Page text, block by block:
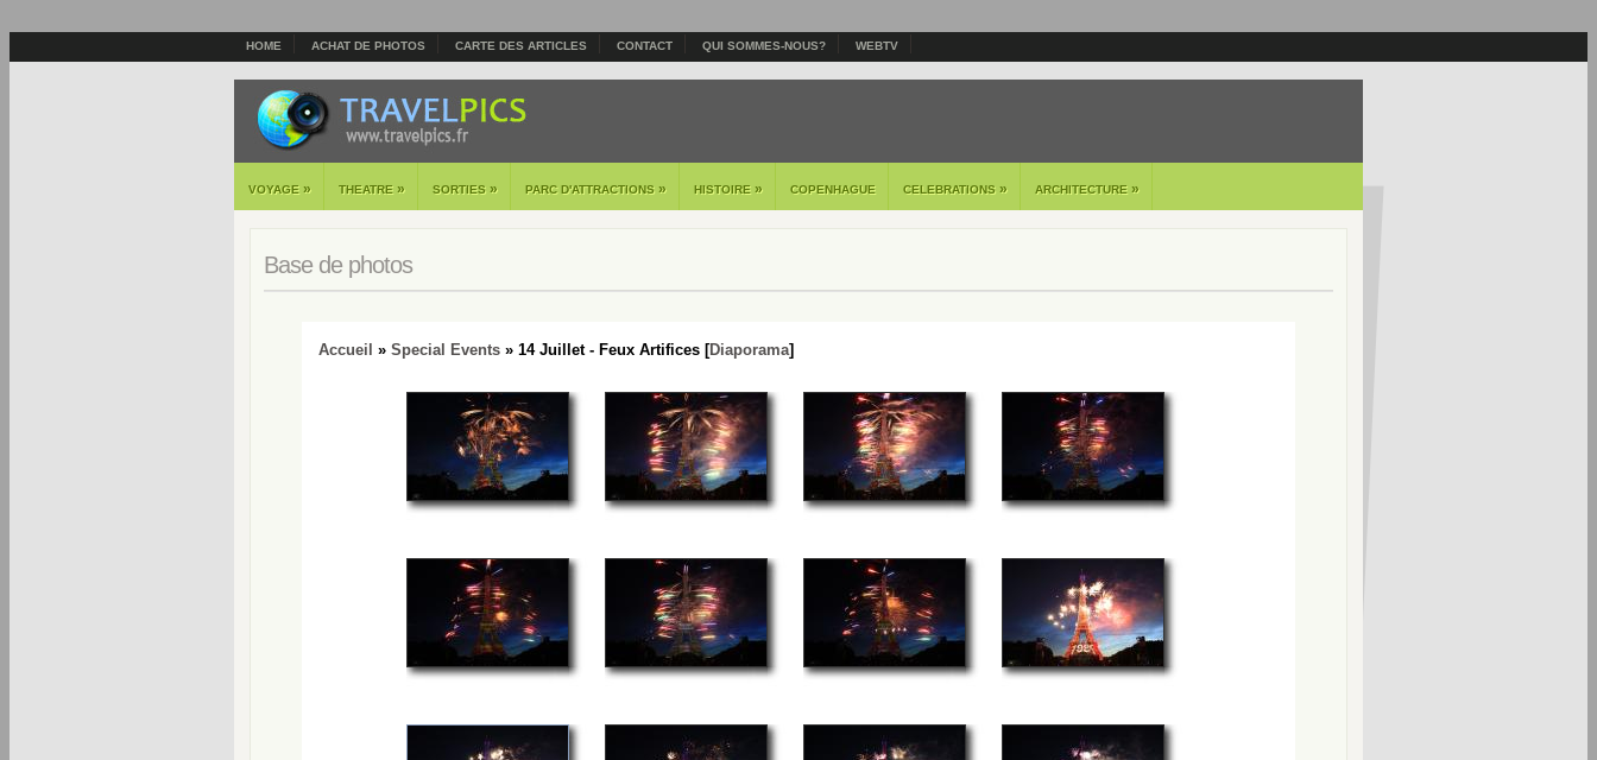
HOME ACHAT DE PHOTOS CARTE DES ARTICLES CONTACT QUI SOMMES-NOUS? WEBTV
VOYAGE » THEATRE » SORTIES » PARC D'ATTRACTIONS » HISTOIRE » COPENHAGUE CELEBRATIONS » ARCHITECTURE »
Base de photos
Accueil » Special Events » 14 Juillet - Feux Artifices [Diaporama]